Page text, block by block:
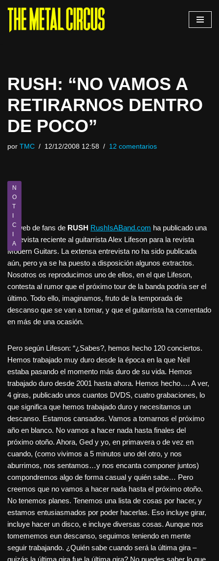
Saltar
RUSH: “NO VAMOS A
RETIRARNOS DENTRO
DE POCO”
por TMC 12/12/2008 12:58 12 comentarios
N
O
T
I
C
I
A
La web de fans de RUSH RushIsABand.com ha publicado una
entrevista reciente al guitarrista Alex Lifeson para la revista
Modern Guitars. La extensa entrevista no ha sido publicada
aún, pero ya se ha puesto a disposición algunos extractos.
Nosotros os reproducimos uno de ellos, en el que Lifeson,
contesta al rumor que el próximo tour de la banda podría ser el
último. Todo ello, imaginamos, fruto de la temporada de
descanso que se van a tomar, y que el guitarrista ha comentado
en más de una ocasión.
Pero según Lifeson: “¿Sabes?, hemos hecho 120 conciertos.
Hemos trabajado muy duro desde la época en la que Neil
estaba pasando el momento más duro de su vida. Hemos
trabajado duro desde 2001 hasta ahora. Hemos hecho…. A ver,
4 giras, publicado unos cuantos DVDS, cuatro grabaciones, lo
que significa que hemos trabajado duro y necesitamos un
descanso. Estamos cansados. Vamos a tomarnos el próximo
año en blanco. No vamos a hacer nada hasta finales del
próximo otoño. Ahora, Ged y yo, en primavera o de vez en
cuando, (como vivimos a 5 minutos uno del otro, y nos
aburrimos, nos sentamos…y nos encanta componer juntos)
compondremos algo de forma casual y quién sabe… Pero
creemos que no vamos a hacer nada hasta el próximo otoño.
No tenemos planes. Tenemos una lista de cosas por hacer, y
estamos entusiasmados por poder hacerlas. Eso incluye girar,
incluye hacer un disco, e incluye diversas cosas. Aunque nos
tomememos eun descanso, seguimos teniendo en mente
seguir trabajando. ¿Quién sabe cuando será la última gira –
quizás la última gira fue la última gira? No puedes saber lo que